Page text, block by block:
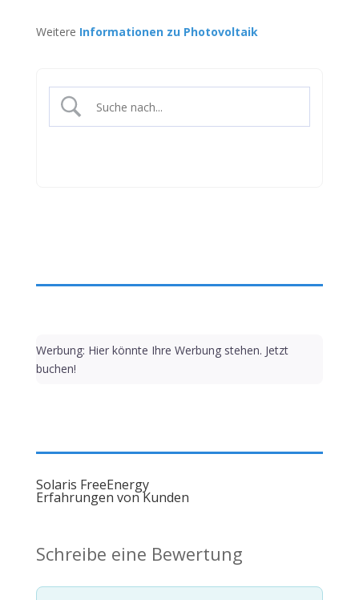
Weitere Informationen zu Photovoltaik
Werbung: Hier könnte Ihre Werbung stehen. Jetzt
buchen!
Solaris FreeEnergy
Erfahrungen von Kunden
Schreibe eine Bewertung